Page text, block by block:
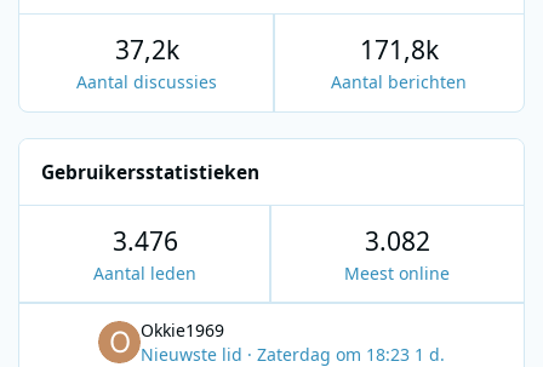
Aantal discussies
37,2k
Aantal berichten
171,8k
Gebruikersstatistieken
3.476
Aantal leden
3.082
Meest online
Okkie1969
Nieuwste lid · Zaterdag om 18:23 1 d.